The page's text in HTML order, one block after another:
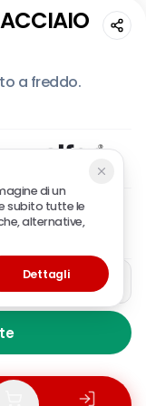
a freddo.
di un
subito tutte le
alternative,
Dettagli